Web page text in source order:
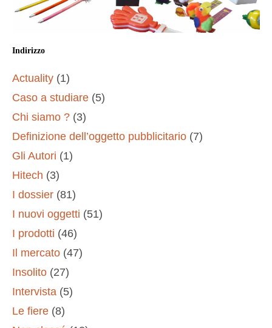
Indirizzo
Actuality (1)
Caso a studiare (5)
Chi siamo ? (3)
Definizione dell’oggetto pubblicitario (7)
Gli Autori (1)
Hitech (3)
I dossier (81)
I nuovi oggetti (51)
I prodotti (46)
Il mercato (47)
Insolito (27)
Intervista (5)
Le fiere (8)